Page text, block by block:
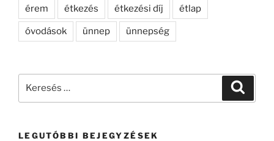
érem étkezés étkezési díj étlap
óvodások ünnep ünnepség
LEGUTÓBBI BEJEGYZÉSEK